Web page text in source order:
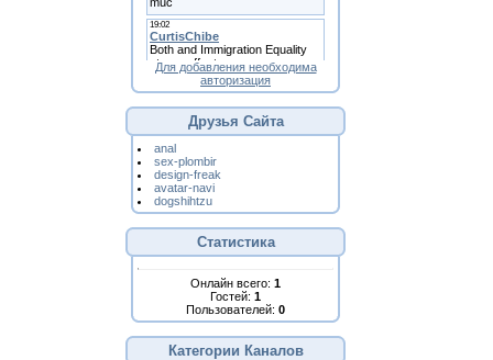
Для добавления необходима
авторизация
Друзья Сайта
anal
sex-plombir
design-freak
avatar-navi
dogshihtzu
Статистика
Онлайн всего: 1
Гостей: 1
Пользователей: 0
Категории Каналов